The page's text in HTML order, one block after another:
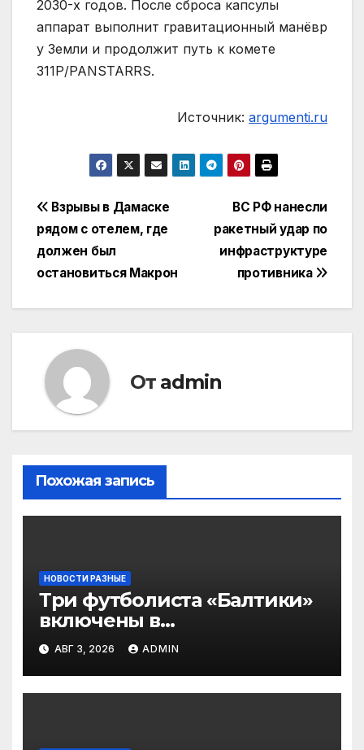
2030-х годов. После сброса капсулы
аппарат выполнит гравитационный манёвр
у Земли и продолжит путь к комете
311P/PANSTARRS.
Источник: argumenti.ru
Навигация
по
записям
ВС РФ нанесли
ракетный удар по
инфраструктуре
противника
Взрывы в Дамаске
рядом с отелем, где
должен был
остановиться Макрон
От admin
Похожая запись
НОВОСТИ РАЗНЫЕ
Три футболиста «Балтики»
включены в
символическую сборную
2‑го тура РПЛ по версии
подписчиков МАТЧ
АВГ 3, 2026 ADMIN